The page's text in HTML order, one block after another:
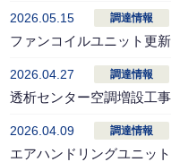
2026.05.15 調達情報
ファンコイルユニット更
2026.04.27 調達情報
透析センター空調増設工事
2026.04.09 調達情報
エアハンドリングユニッ